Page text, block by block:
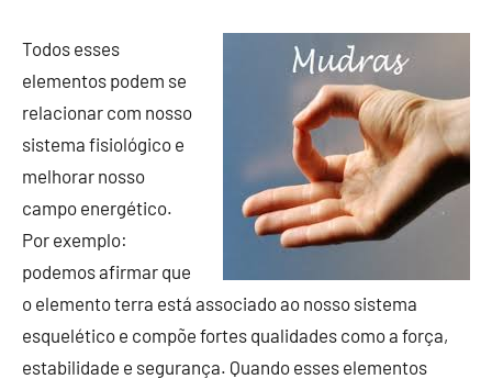
Todos esses
elementos podem se
relacionar com nosso
sistema fisiológico e
melhorar nosso
campo energético.
Por exemplo:
podemos afirmar que
o elemento terra está associado ao nosso sistema
esquelético e compõe fortes qualidades como a força,
estabilidade e segurança. Quando esses elementos